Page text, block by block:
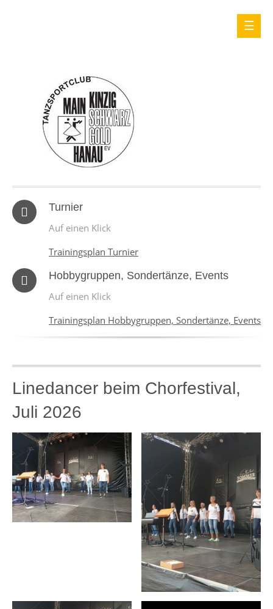
Turnier
Auf einen Klick
Trainingsplan Turnier
Hobbygruppen, Sondertänze, Events
Auf einen Klick
Trainingsplan Hobbygruppen, Sondertänze, Events
Linedancer beim Chorfestival,
Juli 2026